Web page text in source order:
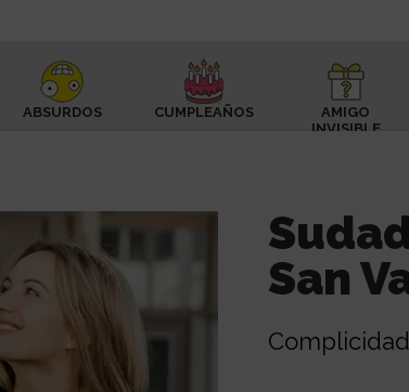
ABSURDOS CUMPLEAÑOS
AMIGO
INVISIBLE
San